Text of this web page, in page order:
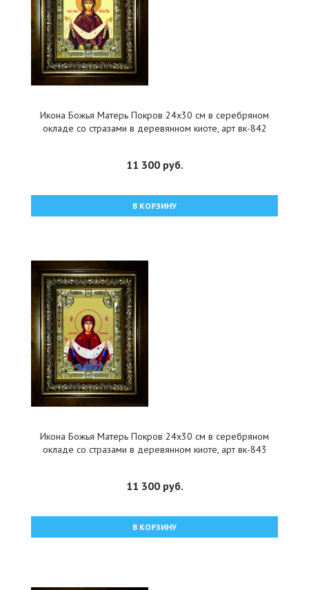
Икона Божья Матерь Покров 24x30 см в серебряном
окладе со стразами в деревянном киоте, арт вк-842
11 300 руб.
В КОРЗИНУ
Икона Божья Матерь Покров 24x30 см в серебряном
окладе со стразами в деревянном киоте, арт вк-843
11 300 руб.
В КОРЗИНУ